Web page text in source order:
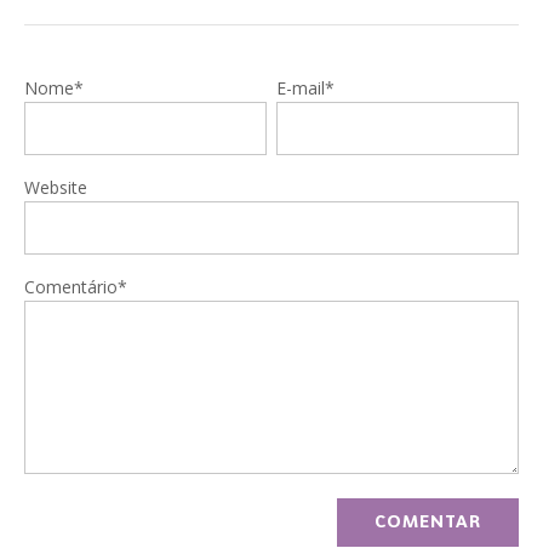
Nome* E-mail*
Website
Comentário*